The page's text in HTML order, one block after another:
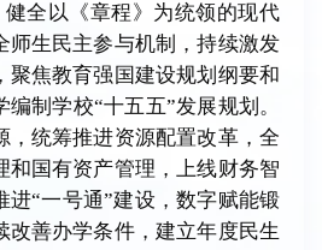
全以《章程》为统领的现代
师生民主参与机制，持续激发
聚焦教育强国建设规划纲要和
制学校“十五五”发展规划。
，统筹推进资源配置改革，全
和国有资产管理，上线财务智
进“一号通”建设，数字赋能锻
改善办学条件，建立年度民生